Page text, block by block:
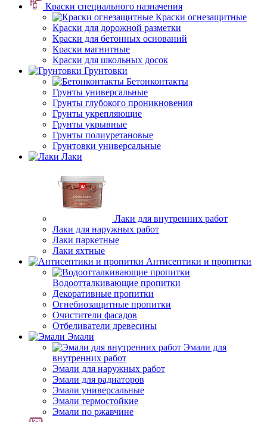
Краски специального назначения
Краски огнезащитные
Краски для дорожной разметки
Краски для бетонных оснований
Краски магнитные
Краски для школьных досок
Грунтовки
Бетонконтакты
Грунты универсальные
Грунты глубокого проникновения
Грунты укрепляющие
Грунты укрывные
Грунты полиуретановые
Грунтовки универсальные
Лаки
Лаки для внутренних работ
Лаки для наружных работ
Лаки паркетные
Лаки яхтные
Антисептики и пропитки
Водоотталкивающие пропитки
Декоративные пропитки
Огнебиозащитные пропитки
Очистители фасадов
Отбеливатели древесины
Эмали
Эмали для
внутренних работ
Эмали для наружных работ
Эмали для радиаторов
Эмали универсальные
Эмали термостойкие
Эмали по ржавчине